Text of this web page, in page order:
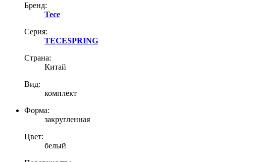
Бренд:
Tece
Серия:
TECESPRING
Страна:
Китай
Вид:
комплект
Форма:
закругленная
Цвет:
белый